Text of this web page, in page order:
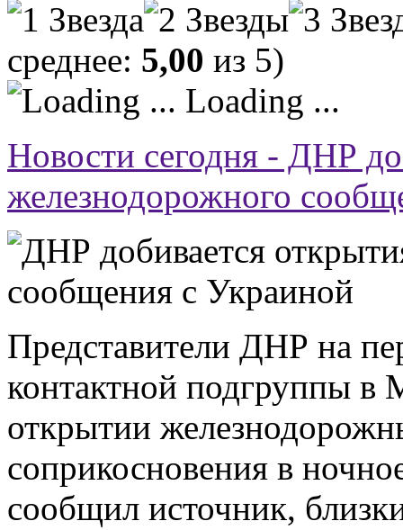
среднее: 5,00 из 5)
Loading ...
Новости сегодня - ДНР
железнодорожного
Представители ДНР на
контактной подгруппы в
открытии
соприкосновения в
сообщил источник,